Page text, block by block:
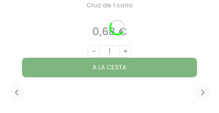
Cruz de 1 cono
Precio
0,68 €
- +
A LA CESTA